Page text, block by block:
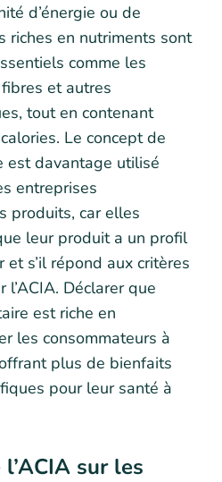
d’énergie ou de
riches en nutriments sont
comme les
et autres
tout en contenant
Le concept de
est davantage utilisé
entreprises
produits, car elles
leur produit a un profil
s’il répond aux critères
Déclarer que
est riche en
les consommateurs à
plus de bienfaits
pour leur santé à
sur les